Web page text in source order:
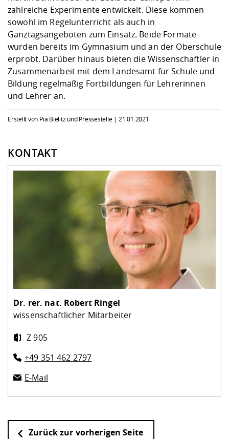
zahlreiche Experimente entwickelt. Diese kommen
sowohl im Regelunterricht als auch in
Ganztagsangeboten zum Einsatz. Beide Formate
wurden bereits im Gymnasium und an der Oberschule
erprobt. Darüber hinaus bieten die Wissenschaftler in
Zusammenarbeit mit dem Landesamt für Schule und
Bildung regelmäßig Fortbildungen für Lehrerinnen
und Lehrer an.
Erstellt von Pia Bielitz und Pressestelle | 21.01.2021
KONTAKT
Dr. rer. nat. Robert Ringel
wissenschaftlicher Mitarbeiter
Z 905
+49 351 462 2797
E-Mail
Zurück zur vorherigen Seite